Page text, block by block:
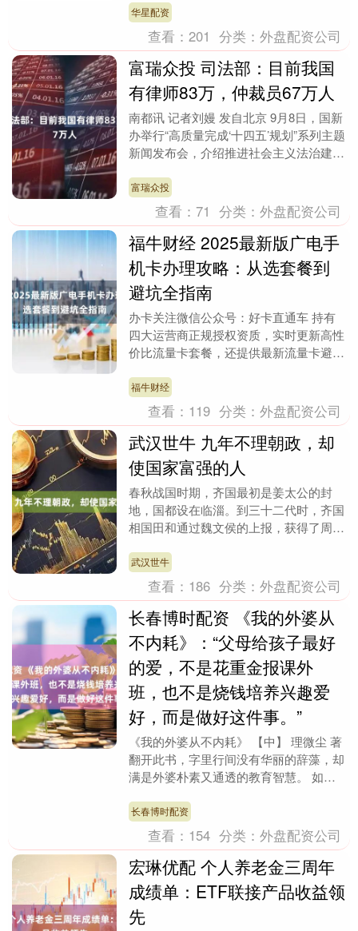
合....
华星配资
查看：201 分类：外盘配资公司
富瑞众投 司法部：目前我国
有律师83万，仲裁员67万人
南都讯 记者刘嫚 发自北京 9月8日，国新
办举行“高质量完成‘十四五’规划”系列主题
新闻发布会，介绍推进社会主义法治建设
目前....
富瑞众投
查看：71 分类：外盘配资公司
福牛财经 2025最新版广电手
机卡办理攻略：从选套餐到
避坑全指南
办卡关注微信公众号：好卡直通车 持有
四大运营商正规授权资质，实时更新高性
价比流量卡套餐，还提供最新流量卡避坑
适配的流量方案。....
福牛财经
查看： 119 分类：外盘配资公司
武汉世牛 九年不理朝政，却
使国家富强的人
春秋战国时期，齐国最初是姜太公的封
地，国都设在临淄。到三十二代时，齐国
相国田和通过魏文侯的上报，获得了周安
田氏取代姜氏，成为....
武汉世牛
查看： 186 分类：外盘配资公司
长春博时配资 《我的外婆从
不内耗》：“父母给孩子最好
的爱，不是花重金报课外
班，也不是烧钱培养兴趣爱
好，而是做好这件事。”
《我的外婆从不内耗》 【中】 理微尘 著
翻开此书，字里行间没有华丽的辞藻，却
满是外婆朴素又通透的教育智慧。 如今
钱报昂贵的....
长春博时配资
查看： 154 分类：外盘配资公司
宏琳优配 个人养老金三周年
成绩单：ETF联接产品收益领
先